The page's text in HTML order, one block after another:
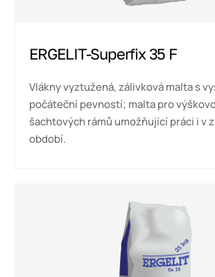
ERGELIT-Superfix 35 F
Vlákny vyztužená, zálivková malta s
počáteční pevností; malta pro
šachtových rámů umožňující práci i v
období.